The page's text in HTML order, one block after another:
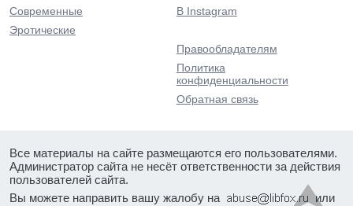
Современные
Эротические
В Instagram
Правообладателям
Политика
конфиденциальности
Обратная связь
Все материалы на сайте размещаются его пользователями.
Администратор сайта не несёт ответственности за действия
пользователей сайта.
Вы можете направить вашу жалобу на
или